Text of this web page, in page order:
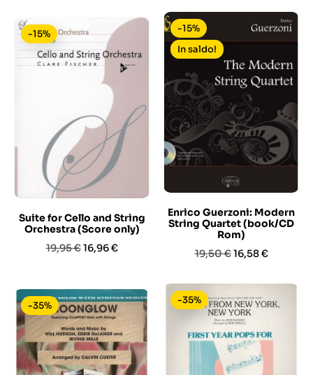
Suite for Cello and String
Orchestra (Score only)
Prezzo
19,95 €Prezzo
16,96 €
-15%
Enrico Guerzoni: Modern
String Quartet (book/CD
Rom)
Prezzo
19,50 €Prezzo
16,58 €
-15%
In saldo!
-35% -35%